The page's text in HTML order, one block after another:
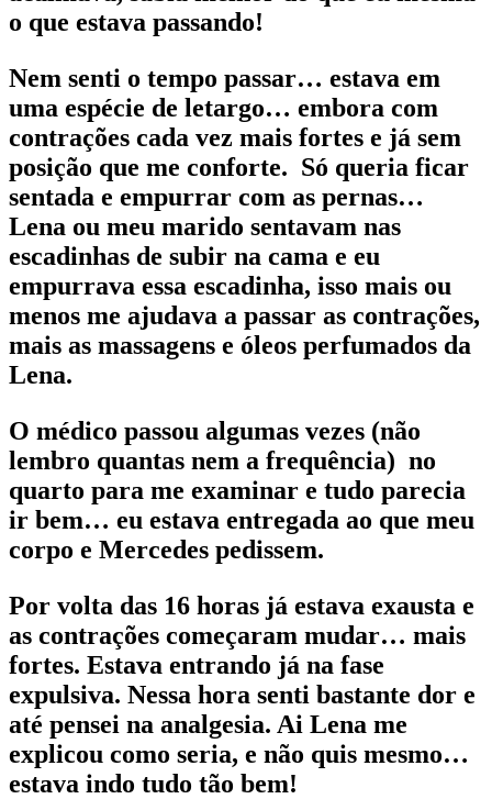
o que estava passando!
Nem senti o tempo passar… estava em
uma espécie de letargo… embora com
contrações cada vez mais fortes e já sem
posição que me conforte. Só queria ficar
sentada e empurrar com as pernas…
Lena ou meu marido sentavam nas
escadinhas de subir na cama e eu
empurrava essa escadinha, isso mais ou
menos me ajudava a passar as contrações,
mais as massagens e óleos perfumados da
Lena.
O médico passou algumas vezes (não
lembro quantas nem a frequência) no
quarto para me examinar e tudo parecia
ir bem… eu estava entregada ao que meu
corpo e Mercedes pedissem.
Por volta das 16 horas já estava exausta e
as contrações começaram mudar… mais
fortes. Estava entrando já na fase
expulsiva. Nessa hora senti bastante dor e
até pensei na analgesia. Ai Lena me
explicou como seria, e não quis mesmo…
estava indo tudo tão bem!